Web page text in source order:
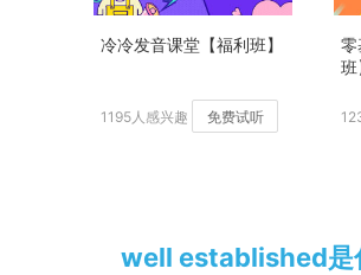
冷冷发音课堂【福利班】
1195人感兴趣 免费试听
零
班
well established是